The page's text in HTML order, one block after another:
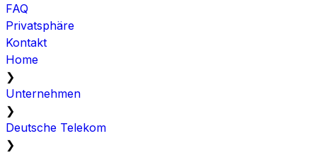
FAQ
Privatsphäre
Kontakt
Home
❯
Unternehmen
❯
Deutsche Telekom
❯